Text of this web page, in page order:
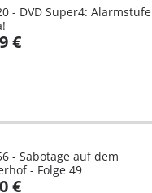
- DVD Super4: Alarmstufe
€
In den Warenkorb
- Sabotage auf dem
- Folge 49
€